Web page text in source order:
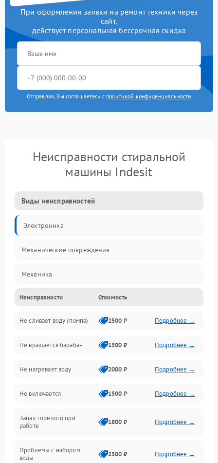
При оформлении заявки на ремонт техники через
сайт,
действует персональная бессрочная скидка
Отправляя, Вы соглашаетесь с политикой конфиденциальности
Неисправности стиральной
машины Indesit
Виды неисправностей
Электроника
Механические повреждения
Механика
Электропитание
Водоснабжение
Слив
Программное обеспечение
Неисправности Стоимость
Не сливает воду (помпа) 2500 ₽ Подробнее →
Не вращается барабан 1500 ₽ Подробнее →
Не нагревает воду 2000 ₽ Подробнее →
Не включается 1500 ₽ Подробнее →
Запах горелого при
работе
1800 ₽ Подробнее →
Проблемы с набором
воды
2500 ₽ Подробнее →